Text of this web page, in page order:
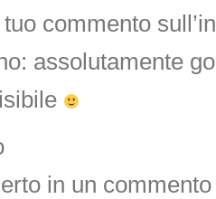
commento
assolutamente
in un